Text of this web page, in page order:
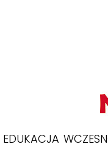
EDUKACJA